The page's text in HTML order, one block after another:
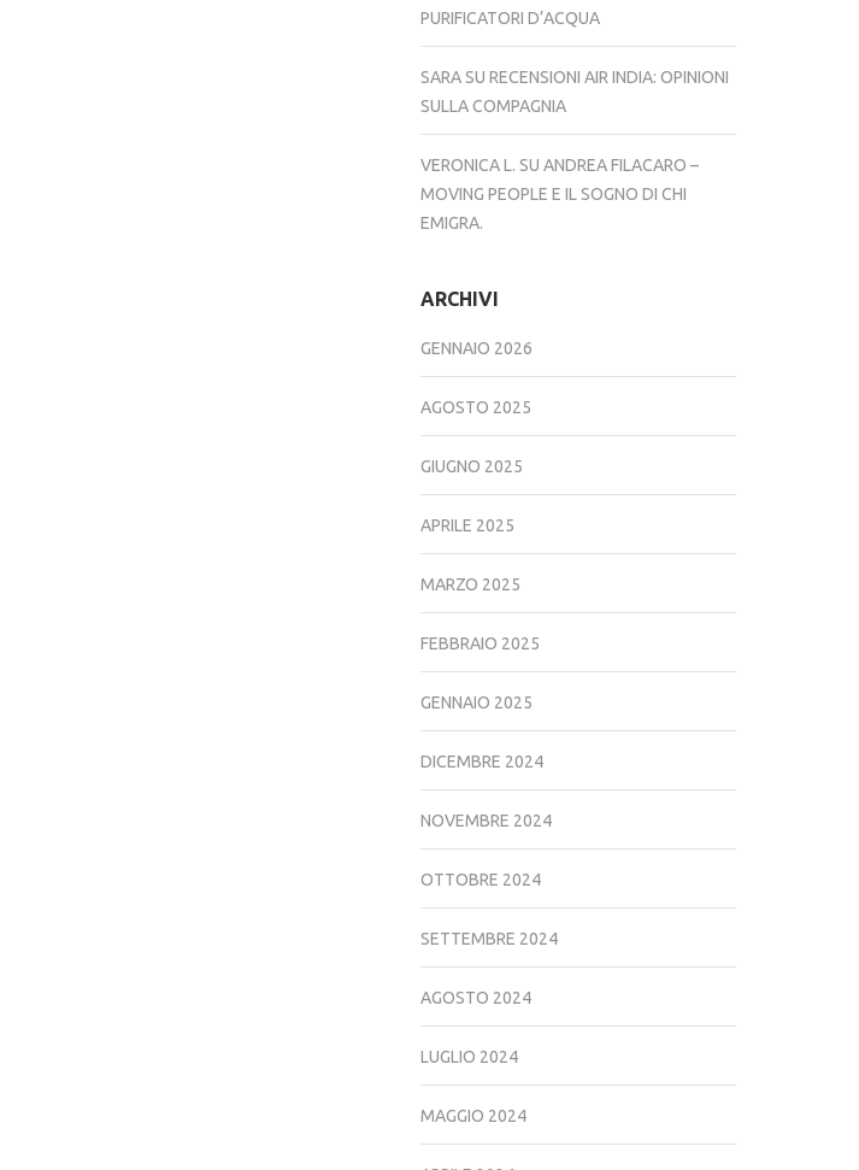
PURIFICATORI D’ACQUA
SARASU RECENSIONI AIR INDIA: OPINIONI
SULLA COMPAGNIA
VERONICA L. SU ANDREA FILACARO –
MOVING PEOPLE E IL SOGNO DI CHI
EMIGRA.
ARCHIVI
GENNAIO 2026
AGOSTO 2025
GIUGNO 2025
APRILE 2025
MARZO 2025
FEBBRAIO 2025
GENNAIO 2025
DICEMBRE 2024
NOVEMBRE 2024
OTTOBRE 2024
SETTEMBRE 2024
AGOSTO 2024
LUGLIO 2024
MAGGIO 2024